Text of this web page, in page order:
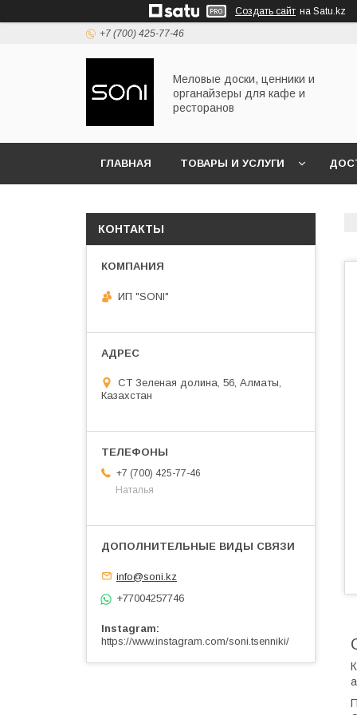
Создать сайт на Satu.kz
+7 (700) 425-77-46
Меловые доски, ценники и
органайзеры для кафе и
ресторанов
ГЛАВНАЯ ТОВАРЫ И УСЛУГИ
КОНТАКТЫ
ИП "SONI"
СТ Зеленая долина, 56, Алматы,
Казахстан
+7 (700) 425-77-46
Наталья
info@soni.kz
+77004257746
Instagram
https://www.instagram.com/soni.tsenniki/